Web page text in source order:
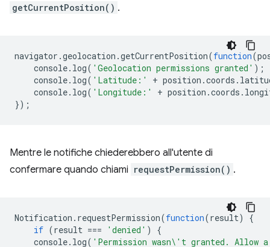
getCurrentPosition() .
navigator .geolocation .getCurrentPosition(function(
console. log( 'Geolocation permissions granted' );
console. log( 'Latitude:' + position .coords .
console. log( 'Longitude:' + position .coords .
});
Mentre le notifiche chiederebbero all'utente di
confermare quando chiami requestPermission() .
Notification . requestPermission(function(result)
{
if (result === 'denied' )
{
console. log( 'Permission wasn\'t granted. Allow